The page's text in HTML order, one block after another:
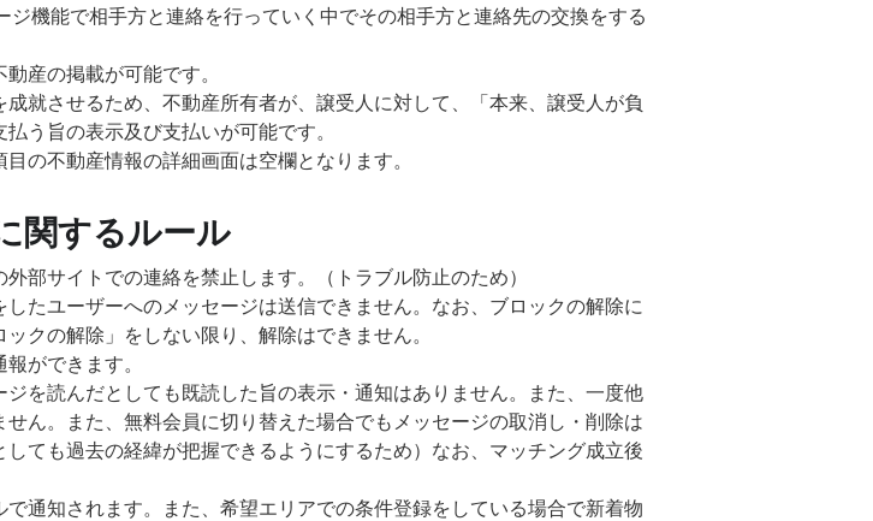
機能で相手方と連絡を行っていく中でその相手方と連絡先の交換をする
産の掲載が可能です。
就させるため、不動産所有者が、譲受人に対して、「本来、譲受人が負
う旨の表示及び支払いが可能です。
の不動産情報の詳細画面は空欄となります。
関するルール
部サイトでの連絡を禁止します。（トラブル防止のため）
たユーザーへのメッセージは送信できません。なお、ブロックの解除に
クの解除」をしない限り、解除はできません。
ができます。
を読んだとしても既読した旨の表示・通知はありません。また、一度他
ん。また、無料会員に切り替えた場合でもメッセージの取消し・削除は
ても過去の経緯が把握できるようにするため）なお、マッチング成立後
通知されます。また、希望エリアでの条件登録をしている場合で新着物